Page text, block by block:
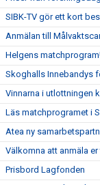
SIBK-TV gör ett kort
Anmälan till
Helgens
Skoghalls Innebandys
Vinnarna i utlottningen
Läs matchprogramet i
Atea ny
Välkomna att anmäla
Prisbord Lagfonden